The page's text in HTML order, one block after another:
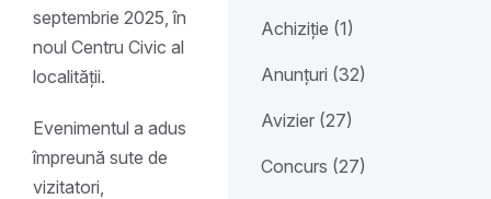
septembrie 2025, în
noul Centru Civic al
localității.
Evenimentul a adus
împreună sute de
vizitatori,
Achiziție (1)
Anunțuri (32)
Avizier (27)
Concurs (27)